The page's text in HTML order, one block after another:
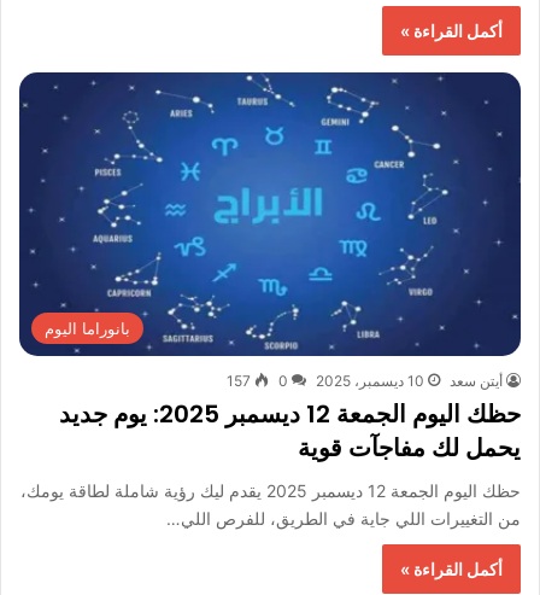
أكمل القراءة »
بانوراما اليوم
أيتن سعد 10 ديسمبر، 2025 0
157
حظك اليوم الجمعة 12 ديسمبر 2025: يوم جديد
يحمل لك مفاجآت قوية
حظك اليوم الجمعة 12 ديسمبر 2025 يقدم ليك رؤية شاملة لطاقة يومك،
من التغييرات اللي جاية في الطريق، للفرص اللي…
أكمل القراءة »